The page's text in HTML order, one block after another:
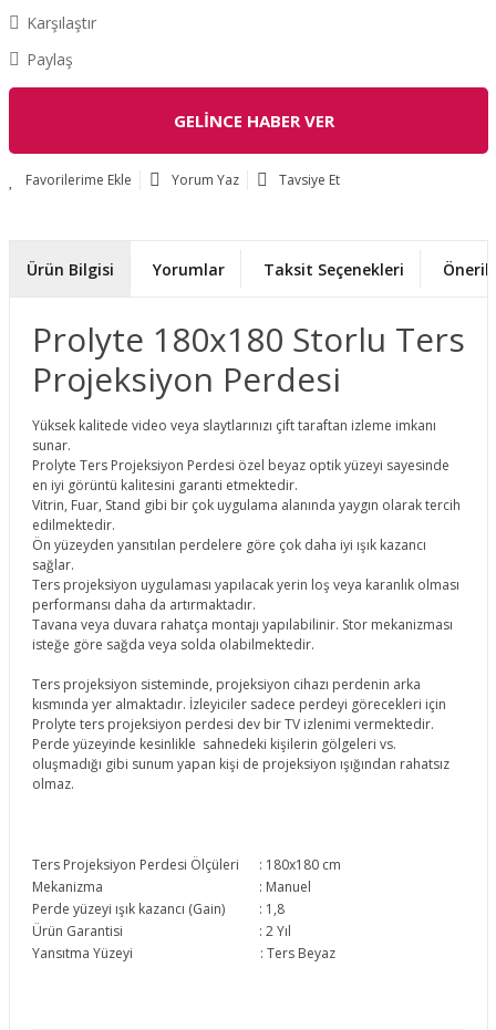
Karşılaştır
Paylaş
GELİNCE HABER VER
Yorum Yaz Tavsiye Et
Ürün Bilgisi Yorumlar Taksit Seçenekleri
Prolyte 180x180 Storlu Ters
Projeksiyon Perdesi
Yüksek kalitede video veya slaytlarınızı çift taraftan izleme imkanı
sunar.
Prolyte Ters Projeksiyon Perdesi özel beyaz optik yüzeyi sayesinde
en iyi görüntü kalitesini garanti etmektedir.
Vitrin, Fuar, Stand gibi bir çok uygulama alanında yaygın olarak tercih
edilmektedir.
Ön yüzeyden yansıtılan perdelere göre çok daha iyi ışık kazancı
sağlar.
Ters projeksiyon uygulaması yapılacak yerin loş veya karanlık olması
performansı daha da artırmaktadır.
Tavana veya duvara rahatça montajı yapılabilinir. Stor mekanizması
isteğe göre sağda veya solda olabilmektedir.
Ters projeksiyon sisteminde, projeksiyon cihazı perdenin arka
kısmında yer almaktadır. İzleyiciler sadece perdeyi görecekleri için
Prolyte ters projeksiyon perdesi dev bir TV izlenimi vermektedir.
Perde yüzeyinde kesinlikle sahnedeki kişilerin gölgeleri vs.
oluşmadığı gibi sunum yapan kişi de projeksiyon ışığından rahatsız
olmaz.
Ters Projeksiyon Perdesi Ölçüleri
: 180x180 cm
Mekanizma
: Manuel
Perde yüzeyi ışık kazancı (Gain)
: 1,8
Ürün Garantisi
: 2 Yıl
Yansıtma Yüzeyi
: Ters Beyaz